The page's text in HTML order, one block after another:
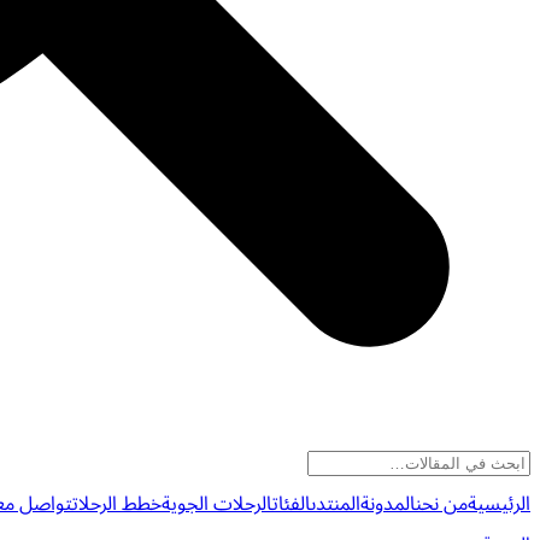
الرئيسيةمن نحنالمدونةالمنتدىالفئاتالرحلات الجويةخطط الرحلاتتواصل